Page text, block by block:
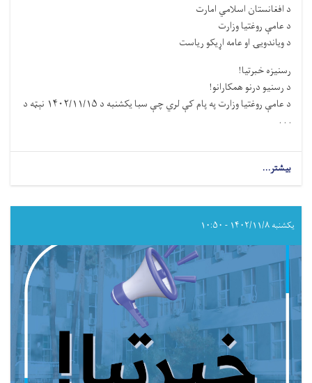
د افغانستان اسلامي امارت
د عامې روغتیا وزارت
د ویاندویۍ او عامه اړیکو ریاست
رسنیزه خبرتیا!
د رسنیو درنو همکارانو!
د عامې روغتیا وزارت په پام کې لري چې سبا یکشنبه د ۱۴۰۲/۱۱/۱۵ نېټه د
. . .
بیشتر...
د
ناروغۍ
نړیواله
یکشنبه ۱۴۰۲/۱۱/۸ - ۱۰:۵۰